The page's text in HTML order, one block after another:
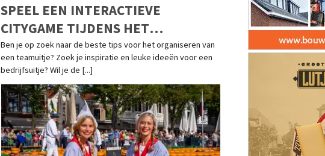
SPEEL EEN INTERACTIEVE
CITYGAME TIJDENS HET
PERSONEELSUITJE
Ben je op zoek naar de beste tips voor het organiseren van
een teamuitje? Zoek je inspiratie en leuke ideeën voor een
bedrijfsuitje? Wil je de [...]